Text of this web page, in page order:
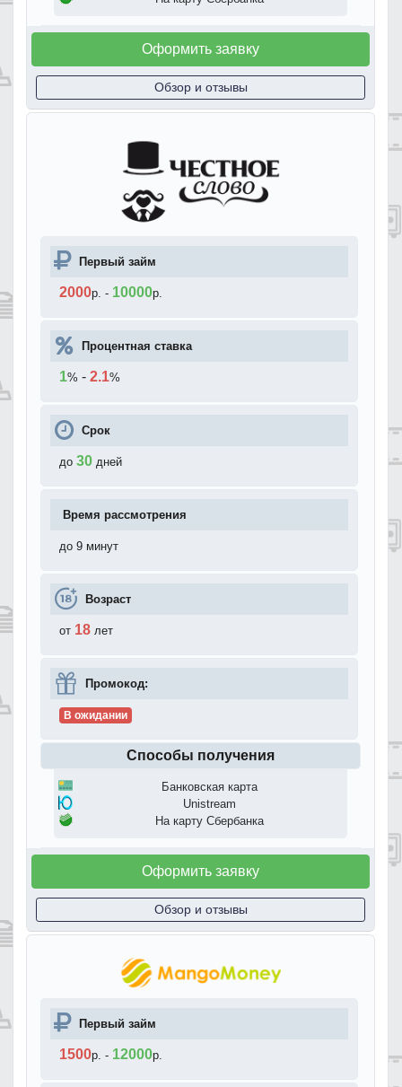
Оформить заявку
Обзор и отзывы
Первый займ
2000р. - 10000р.
Процентная ставка
1% - 2.1%
Срок
до 30 дней
Время рассмотрения
до 9 минут
Возраст
от 18 лет
Промокод:
В ожидании
Способы получения
Банковская карта
Unistream
На карту Сбербанка
Оформить заявку
Обзор и отзывы
Первый займ
1500р. - 12000р.